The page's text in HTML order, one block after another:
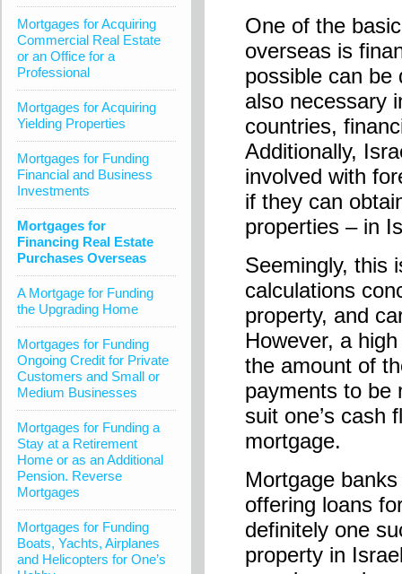
Mortgages for Acquiring
Commercial Real Estate
or an Office for a
Professional
Mortgages for Acquiring
Yielding Properties
Mortgages for Funding
Financial and Business
Investments
Mortgages for
Financing Real Estate
Purchases Overseas
A Mortgage for Funding
the Upgrading Home
Mortgages for Funding
Ongoing Credit for Private
Customers and Small or
Medium Businesses
Mortgages for Funding a
Stay at a Retirement
Home or as an Additional
Pension. Reverse
Mortgages
Mortgages for Funding
Boats, Yachts, Airplanes
and Helicopters for One’s
One of the
overseas is
possible can be
also necessary
countries,
Additionally,
involved with
if they can
properties – in
Seemingly, this
calculations
property, and
However, a
the amount of
payments to be
suit one’s cash
mortgage.
Mortgage
offering loans
definitely one
property in